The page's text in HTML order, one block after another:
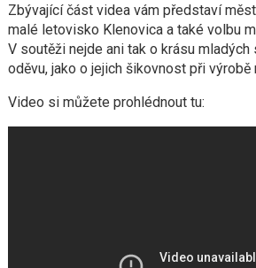
Zbývající část videa vám představí
malé letovisko Klenovica a také volbu
V soutěži nejde ani tak o krásu
oděvu, jako o jejich šikovnost při výrobě
Video si můžete prohlédnout tu: